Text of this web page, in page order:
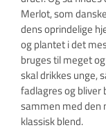
Merlot, som
dens oprindelige
og plantet i det
bruges til meget
skal drikkes unge,
fadlagres og bliver
sammen med den
klassisk blend.